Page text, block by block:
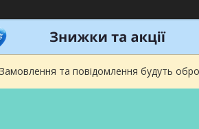
та повідомлення будуть